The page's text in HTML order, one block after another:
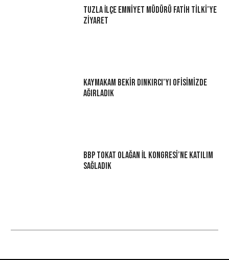
Tuzla İlçe Emniyet Müdürü Fatih Tilki’ye
Ziyaret
Kaymakam Bekir Dınkırcı’yı Ofisimizde
Ağırladık
BBP Tokat Olağan İl Kongresi’ne Katılım
Sağladık